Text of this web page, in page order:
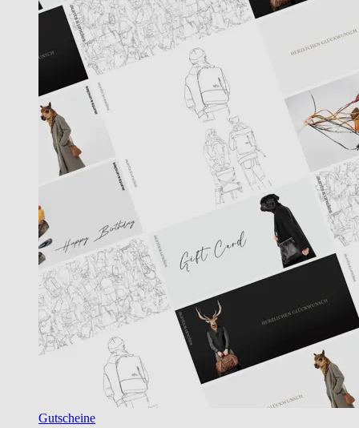
Gutscheine